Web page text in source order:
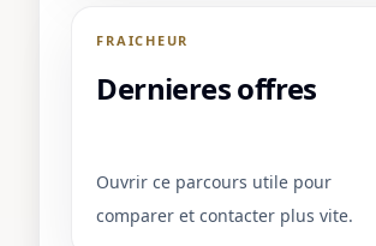
FRAICHEUR
Dernieres offres
Ouvrir ce parcours utile pour
comparer et contacter plus vite.